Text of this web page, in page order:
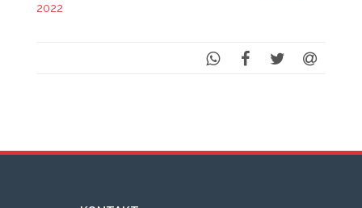
2022